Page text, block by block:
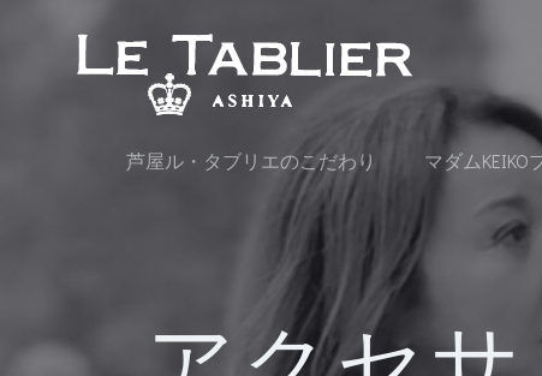
芦屋ル・タブリエのこだわり マダムKEIKO